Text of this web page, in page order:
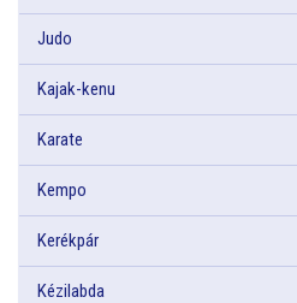
Judo
Kajak-kenu
Karate
Kempo
Kerékpár
Kézilabda